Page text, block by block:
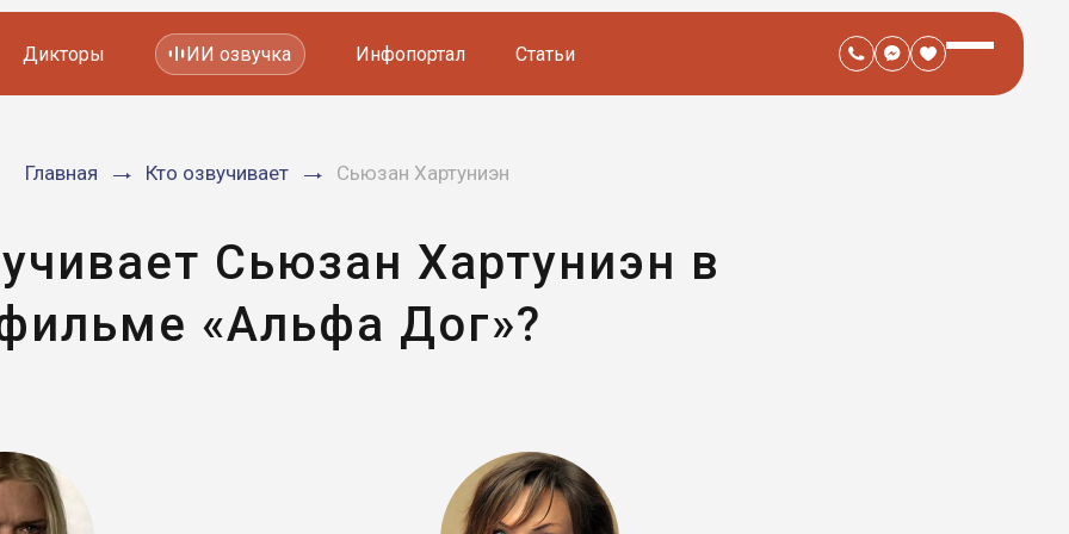
Мультфильмов
Дикторы ИИ озвучка Инфопортал Статьи
Главная Кто озвучивает Сьюзан Хартуниэн
Сьюзан Хартуниэн в
«Альфа Дог»?